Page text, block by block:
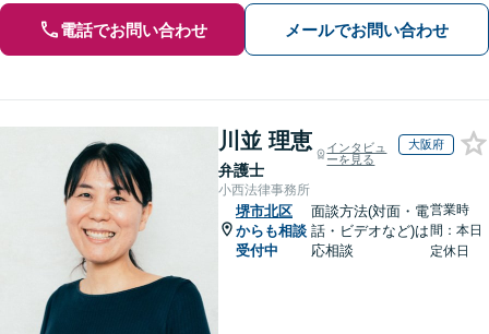
電話でお問い合わせ メールでお問い合わせ
川並 理恵
弁護士
インタビュ
ーを見る
大阪府
小西法律事務所
堺市北区
からも相談
受付中
面談方法(対面・電
話・ビデオなど)は
応相談
営業時
間：本日
定休日